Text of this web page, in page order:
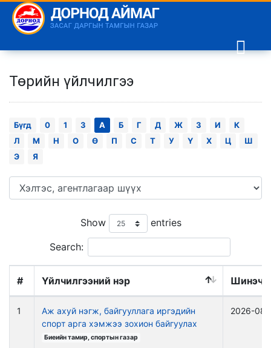
Төрийн үйлчилгээ
Бүгд 0 1 3 А Б Г Д Ж З И
К
Л
М Н О Ө П С Т У Ү Х Ц
Ш
Э
Я
Show entries
Search:
# Үйлчилгээний нэр
1
Аж ахуй нэгж, байгууллага иргэдийн
спорт арга хэмжээ зохион байгуулах
Биеийн тамир, спортын газар
2026-